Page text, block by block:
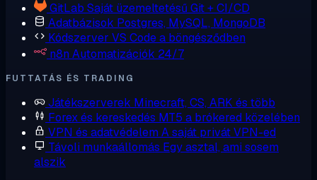
GitLab Saját üzemeltetésű Git + CI/CD
Adatbázisok Postgres, MySQL, MongoDB
Kódszerver VS Code a böngésződben
n8n Automatizációk 24/7
FUTTATÁS ÉS TRADING
Játékszerverek Minecraft, CS, ARK és több
Forex és kereskedés MT5 a brókered közelében
VPN és adatvédelem A saját privát VPN-ed
Távoli munkaállomás Egy asztal, ami sosem
alszik